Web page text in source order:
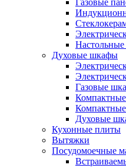
Газовые
Духовые шкафы
Газовые
Духовые
Кухонные плиты
Вытяжки
Посудомоечные